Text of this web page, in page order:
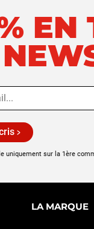
EN
uniquement sur la 1ère
LA MARQUE